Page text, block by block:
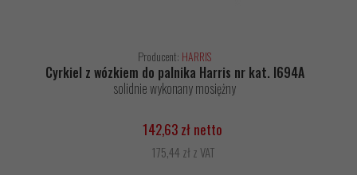
Producent: HARRIS
Cyrkiel z wózkiem do palnika Harris nr kat. I694A
solidnie wykonany mosiężny
142,63 zł netto
175,44 zł z VAT